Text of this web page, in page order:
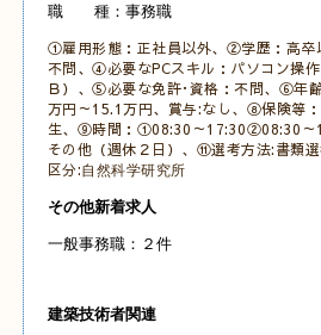
職 種：事務職
①雇用形態：正社員以外、②学歴：高卒
不問、④必要なPCスキル：パソコン操作
Ｂ）、⑤必要な免許･資格：不問、⑥年
万円～15.1万円、賞与:なし、⑧保険等
生、⑨時間：①08:30～17:30②08:30～
その他（週休２日）、⑪選考方法:書類
区分:自然科学研究所
その他新着求人
一般事務職：２件
建築技術者関連